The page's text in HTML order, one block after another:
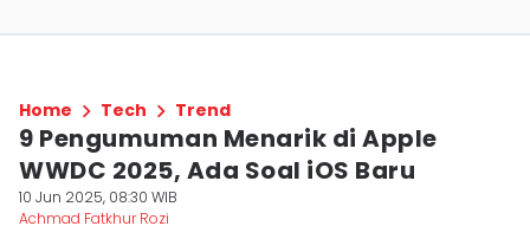
Home Tech Trend
9 Pengumuman Menarik di Apple
WWDC 2025, Ada Soal iOS Baru
10 Jun 2025, 08:30 WIB
Achmad Fatkhur Rozi